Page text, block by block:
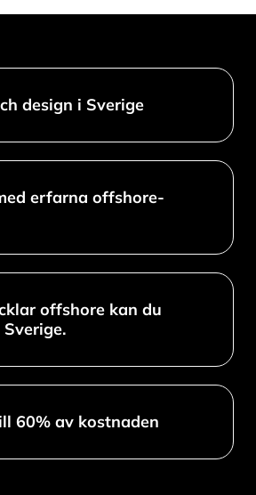
design i Sverige​
erfarna offshore-
offshore kan du
60% av kostnaden